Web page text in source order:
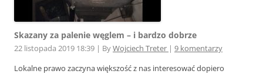
Skazany za palenie węglem – i bardzo dobrze
22 listopada 2019 18:39 | ByWojciech Treter | 9 komentarzy
Lokalne prawo zaczyna większość z nas interesować dopiero